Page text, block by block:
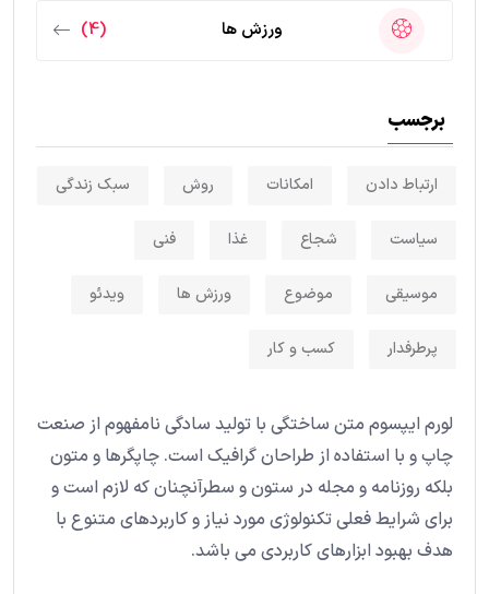
ورزش ها (4)
برجسب
ارتباط دادن امکانات روش سبک زندگی
سیاست شجاع غذا فنی
موسیقی موضوع ورزش ها ویدئو
پرطرفدار کسب و کار
لورم ایپسوم متن ساختگی با تولید سادگی نامفهوم از صنعت
چاپ و با استفاده از طراحان گرافیک است. چاپگرها و متون
بلکه روزنامه و مجله در ستون و سطرآنچنان که لازم است و
برای شرایط فعلی تکنولوژی مورد نیاز و کاربردهای متنوع با
هدف بهبود ابزارهای کاربردی می باشد.